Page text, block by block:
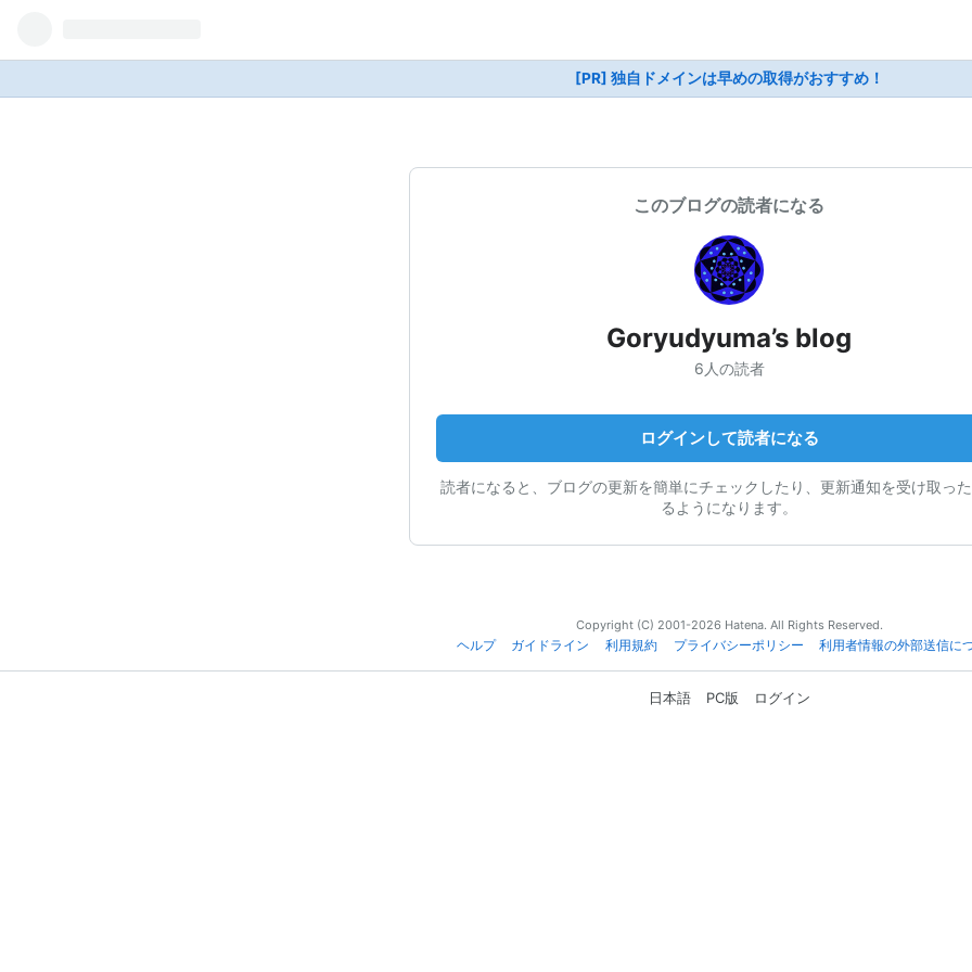
[PR] 独自ドメインは早めの取得がおすすめ！
このブログの読者になる
Goryudyuma’s blog
6人の読者
ログインして読者になる
読者になると、ブログの更新を簡単にチェックしたり、更新通知を受け取っ
るようになります。
Copyright (C) 2001-2026 Hatena. All Rights Reserved.
ヘルプ
ガイドライン 利用規約 プライバシーポリシー 利用者情報の外部送信に
日本語 PC版 ログイン